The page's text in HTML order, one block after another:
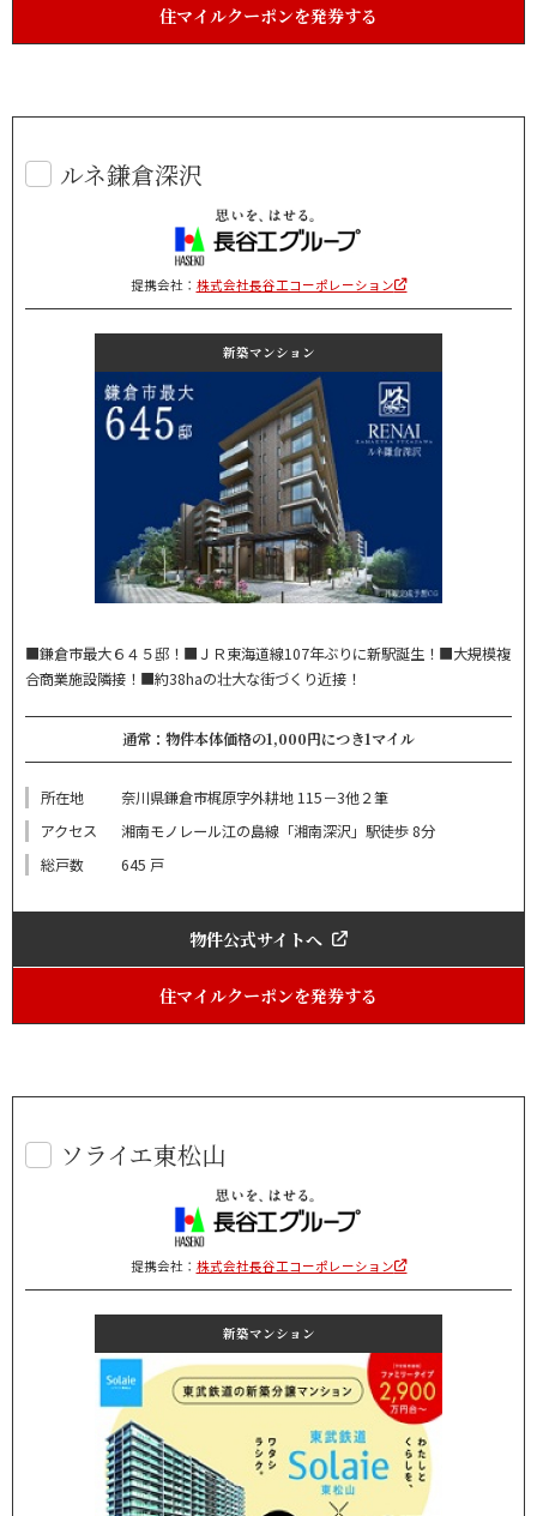
住マイルクーポンを発券する
ルネ鎌倉深沢
提携会社： 株式会社長谷工コーポレーション
新築マンション
■鎌倉市最大６４５邸！■ＪＲ東海道線107年ぶりに新駅誕生！■大規模複
合商業施設隣接！■約38haの壮大な街づくり近接！
通常：物件本体価格の1,000円につき1マイル
所在地
奈川県鎌倉市梶原字外耕地 115－3他２筆
アクセス
湘南モノレール江の島線「湘南深沢」駅徒歩 8分
総戸数
645 戸
物件公式サイトへ
住マイルクーポンを発券する
ソライエ東松山
提携会社： 株式会社長谷工コーポレーション
新築マンション